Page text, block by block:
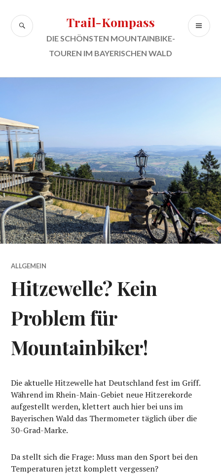
Inhalt
springen
Trail-Kompass
DIE SCHÖNSTEN MOUNTAINBIKE-
TOUREN IM BAYERISCHEN WALD
SUCHE
ALLGEMEIN
Hitzewelle? Kein
Problem für
Mountainbiker!
Die aktuelle Hitzewelle hat Deutschland fest im Griff.
Während im Rhein-Main-Gebiet neue Hitzerekorde
aufgestellt werden, klettert auch hier bei uns im
Bayerischen Wald das Thermometer täglich über die
30-Grad-Marke.
Da stellt sich die Frage: Muss man den Sport bei den
Temperaturen jetzt komplett vergessen?